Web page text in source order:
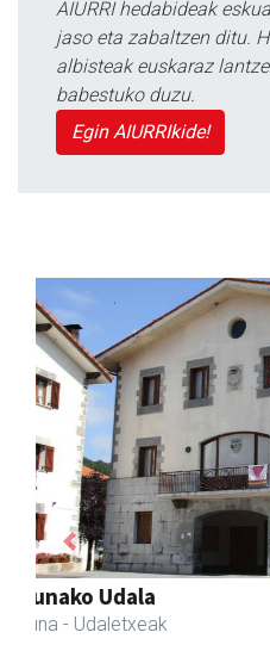
AIURRI hedabideak
jaso eta zabaltzen ditu.
albisteak euskaraz
babestuko duzu.
Egin AIURRIkide!
Adats ileapaindegi eta
Andoain - Ile-apaindegiak
Previous